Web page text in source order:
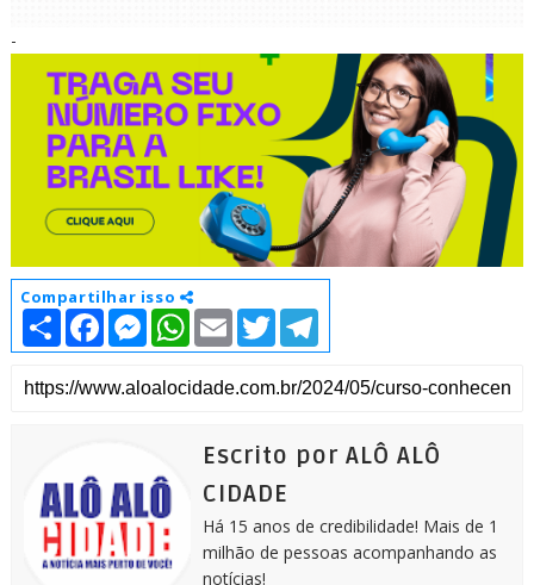
-
Compartilhar isso
S
h
a
e
F
c
b
M
e
s
e
W
h
a
t
s
E
m
a
l
T
i
t
t
T
l
e
g
m
Escrito por ALÔ ALÔ
CIDADE
Há 15 anos de credibilidade! Mais de 1
milhão de pessoas acompanhando as
notícias!